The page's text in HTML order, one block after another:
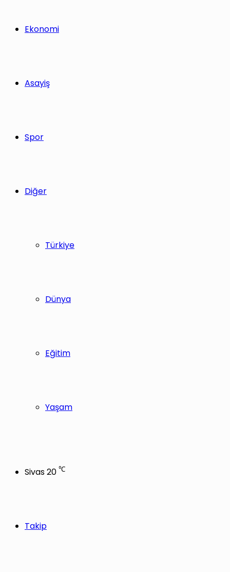
Ekonomi
Asayiş
Spor
Diğer
Türkiye
Dünya
Eğitim
Yaşam
Sivas20 ℃
Takip